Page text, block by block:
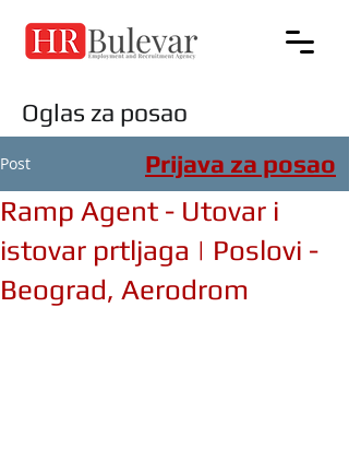
Oglas za posao
Post
Ramp Agent - Utovar i
istovar prtljaga | Poslovi -
Beograd, Aerodrom
Prijava za posao